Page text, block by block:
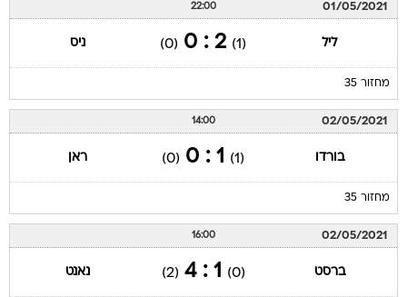
01/05/2021
22:00
ליל (1)
2 : 0
(0) ניס
מחזור 35
02/05/2021
14:00
בורדו (1)
1 : 0
(0) ראן
מחזור 35
02/05/2021
16:00
ברסט (0)
1 : 4
(2) נאנט